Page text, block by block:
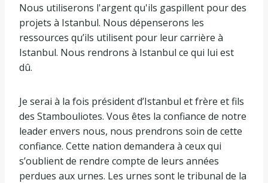
Nous utiliserons l'argent qu'ils gaspillent pour des
projets à Istanbul. Nous dépenserons les
ressources qu’ils utilisent pour leur carrière à
Istanbul. Nous rendrons à Istanbul ce qui lui est
dû.
Je serai à la fois président d’Istanbul et frère et fils
des Stambouliotes. Vous êtes la confiance de notre
leader envers nous, nous prendrons soin de cette
confiance. Cette nation demandera à ceux qui
s’oublient de rendre compte de leurs années
perdues aux urnes. Les urnes sont le tribunal de la